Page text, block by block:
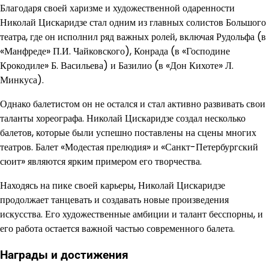
Благодаря своей харизме и художественной одаренности
Николай Цискаридзе стал одним из главных солистов Большого
театра, где он исполнил ряд важных ролей, включая Рудольфа (в
«Манфреде» П.И. Чайковского), Конрада (в «Господине
Крокодиле» Б. Васильева) и Базилио (в «Дон Кихоте» Л.
Минкуса).
Однако балетистом он не остался и стал активно развивать свои
таланты хореографа. Николай Цискаридзе создал несколько
балетов, которые были успешно поставлены на сцены многих
театров. Балет «Модестая прелюдия» и «Санкт-Петербургский
сюит» являются ярким примером его творчества.
Находясь на пике своей карьеры, Николай Цискаридзе
продолжает танцевать и создавать новые произведения
искусства. Его художественные амбиции и талант бесспорны, и
его работа остается важной частью современного балета.
Награды и достижения